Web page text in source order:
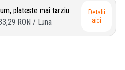
plateste mai tarziu
RON / Luna
Detalii
aici